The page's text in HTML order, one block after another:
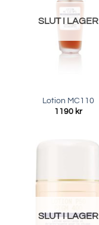
SLUT I LAGER
Lotion MC110
1190 kr
SLUT I LAGER